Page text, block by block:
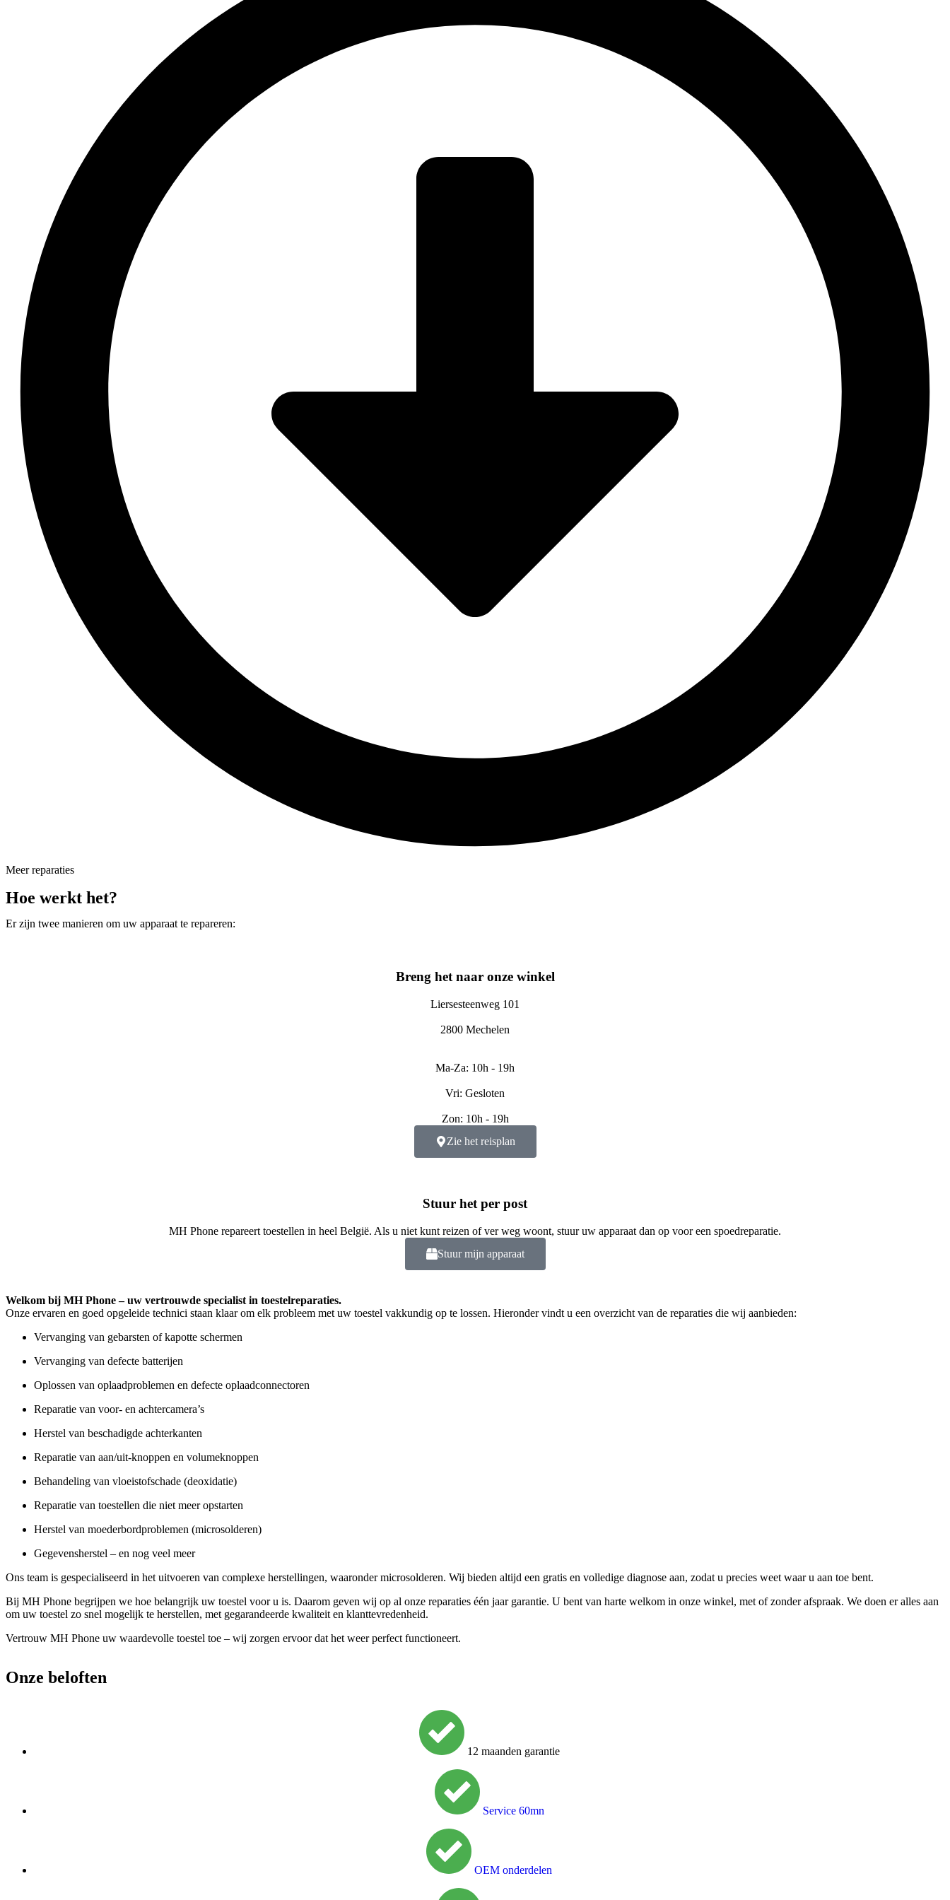
Meer reparaties
Hoe werkt het?
Er zijn twee manieren om uw apparaat te repareren:
Breng het naar onze winkel
Liersesteenweg 101
2800 Mechelen
Ma-Za: 10h - 19h
Vri: Gesloten
Zon: 10h - 19h
Zie het reisplan
Stuur het per post
MH Phone repareert toestellen in heel België. Als u niet kunt reizen of ver weg woont, stuur uw apparaat dan op voor een spoedreparatie.
Stuur mijn apparaat
Welkom bij MH Phone – uw vertrouwde specialist in toestelreparaties.
Onze ervaren en goed opgeleide technici staan klaar om elk probleem met uw toestel vakkundig op te lossen. Hieronder vindt u een overzicht van de reparaties die wij aanbieden:
Vervanging van gebarsten of kapotte schermen
Vervanging van defecte batterijen
Oplossen van oplaadproblemen en defecte oplaadconnectoren
Reparatie van voor- en achtercamera’s
Herstel van beschadigde achterkanten
Reparatie van aan/uit-knoppen en volumeknoppen
Behandeling van vloeistofschade (deoxidatie)
Reparatie van toestellen die niet meer opstarten
Herstel van moederbordproblemen (microsolderen)
Gegevensherstel – en nog veel meer
Ons team is gespecialiseerd in het uitvoeren van complexe herstellingen, waaronder microsolderen. Wij bieden altijd een gratis en volledige diagnose aan, zodat u precies weet waar u aan toe bent.
Bij MH Phone begrijpen we hoe belangrijk uw toestel voor u is. Daarom geven wij op al onze reparaties één jaar garantie. U bent van harte welkom in onze winkel, met of zonder afspraak. We doen er alles aan
om uw toestel zo snel mogelijk te herstellen, met gegarandeerde kwaliteit en klanttevredenheid.
Vertrouw MH Phone uw waardevolle toestel toe – wij zorgen ervoor dat het weer perfect functioneert.
Onze beloften
12 maanden garantie
Service 60mn
OEM onderdelen